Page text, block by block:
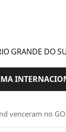
GRANDE DO
venceram no